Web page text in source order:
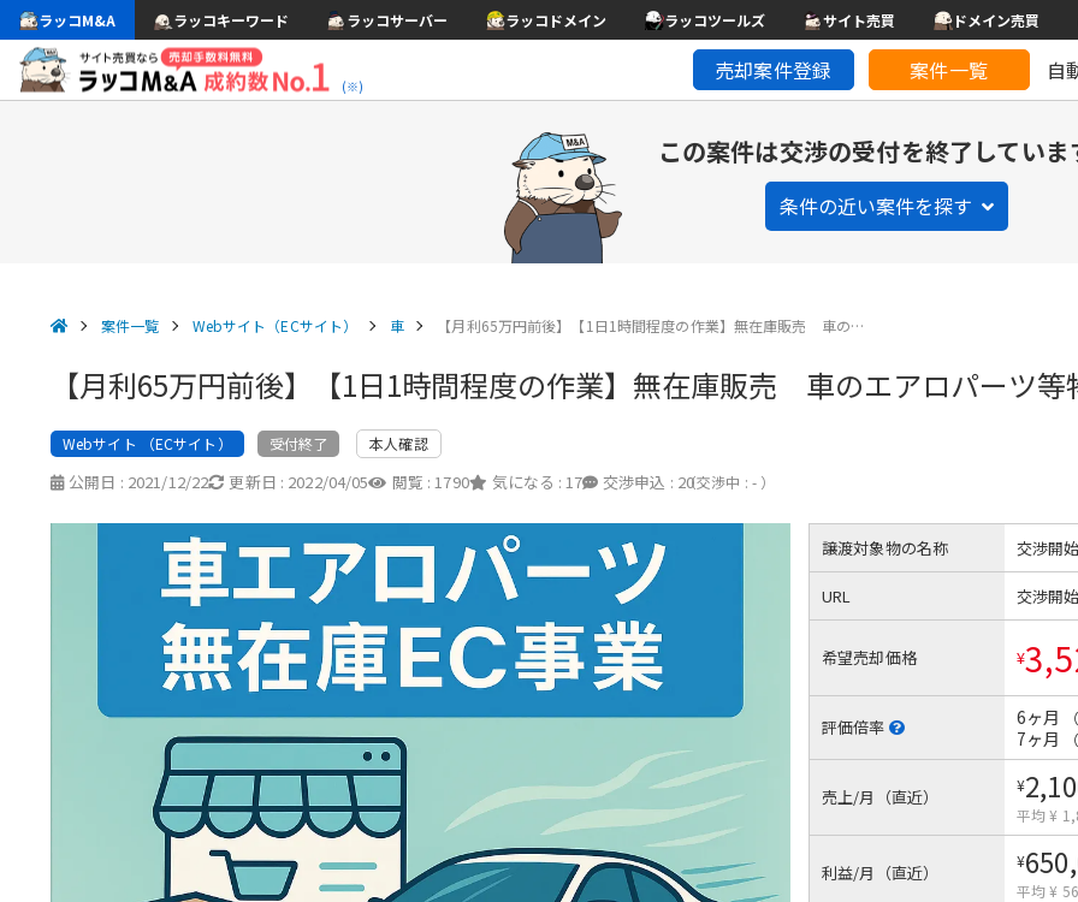
ラッコM&A ラッコキーワード ラッコサーバー ラッコドメイン ラッコツールズ サイト売買 ドメイン売買
(※)
売却案件登録 案件一覧 自
この案件は交渉の受付を終了していま
条件の近い案件を探す
案件一覧 Webサイト（ECサイト） 車 【月利65万円前後】【1日1時間程度の作業】無在庫販売 車の…
【月利65万円前後】【1日1時間程度の作業】無在庫販売 車のエアロパーツ
Webサイト （ECサイト） 受付終了 本人確認
公開日 : 2021/12/22 更新日 : 2022/04/05 閲覧 : 1790 気になる : 17 交渉申込 : 20
（交渉中 : - ）
譲渡対象物の名称 交渉開
URL 交渉開
希望売却価格 ¥
評価倍率 6ヶ月
7ヶ月
売上/月（直近）
¥
平均 ¥
利益/月（直近）
¥
平均 ¥